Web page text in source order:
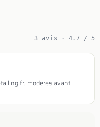
3 avis · 4.7 / 5
moderes avant